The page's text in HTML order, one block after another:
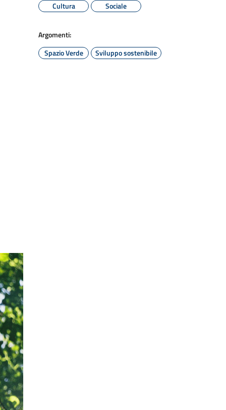
Cultura
Sociale
Argomenti:
Spazio Verde
Sviluppo sostenibile